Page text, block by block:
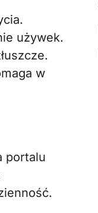
używek.
w
portalu